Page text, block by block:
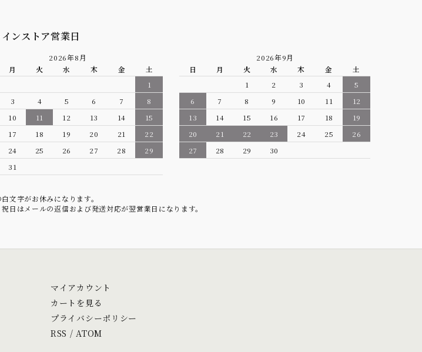
ンストア営業日
2026年8月
月 火 水 木 金
土
1
3 4 5 6 7
8
10 11 12 13 14
15
17 18 19 20 21
22
24 25 26 27 28
29
31
2026年9月
日
月 火 水 木 金
土
1
2 3 4
5
6
7 8 9 10 11
12
13
14 15 16 17 18
19
20
21 22 23 24 25
26
27
28 29 30
文字がお休みになります。
日はメールの返信および発送対応が翌営業日になります。
マイアカウント
カートを見る
プライバシーポリシー
RSS / ATOM